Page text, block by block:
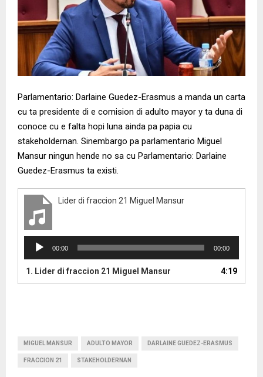
Parlamentario: Darlaine Guedez-Erasmus a manda un carta
cu ta presidente di e comision di adulto mayor y ta duna di
conoce cu e falta hopi luna ainda pa papia cu
stakeholdernan. Sinembargo pa parlamentario Miguel
Mansur ningun hende no sa cu Parlamentario: Darlaine
Guedez-Erasmus ta existi.
Lider di fraccion 21 Miguel Mansur
d
y
r
00:00 00:00
1. Lider di fraccion 21 Miguel Mansur 4:19
MIGUEL MANSUR ADULTO MAYOR DARLAINE GUEDEZ-ERASMUS
FRACCION 21 STAKEHOLDERNAN